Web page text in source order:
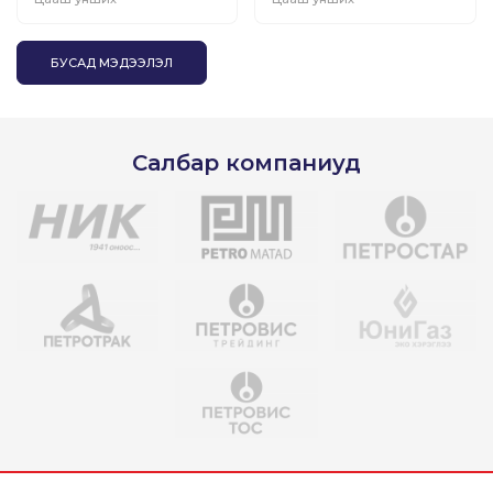
урамшуулал зарлалаа
аяныг дэмжлээ
БУСАД МЭДЭЭЛЭЛ
Салбар компаниуд